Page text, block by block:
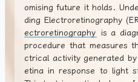
omising future it holds.
ding Electroretinography
ectroretinography is a
procedure that measures
ctrical activity generated
etina in response to light